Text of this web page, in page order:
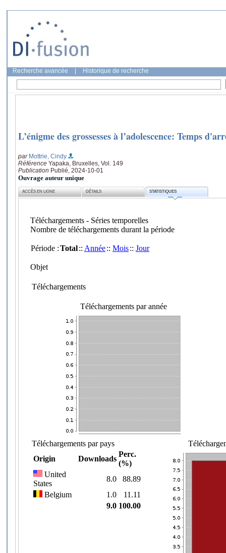
Recherche avancée Historique de recherche
L’énigme des grossesses à l’adolescence: Temps
par Mottrie, Cindy
Référence Yapaka, Bruxelles, Vol. 149
Publication Publié, 2024-10-01
Ouvrage auteur unique
ACCÈS EN LIGNE DÉTAILS STATISTIQUES